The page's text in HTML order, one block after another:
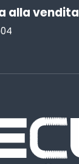
alla vendita